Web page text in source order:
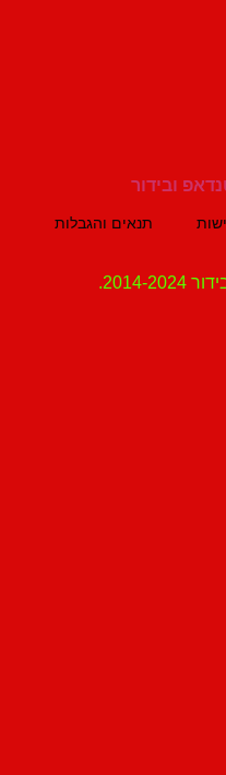
תנאים והגבלות